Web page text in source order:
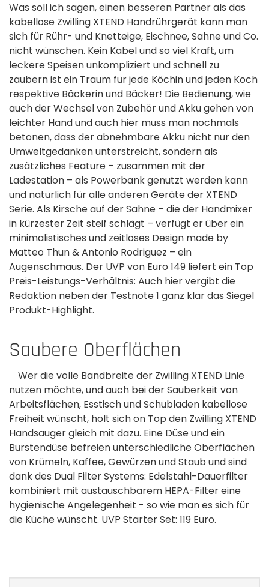
Was soll ich sagen, einen besseren Partner als das
kabellose Zwilling XTEND Handrührgerät kann man
sich für Rühr- und Knetteige, Eischnee, Sahne und Co.
nicht wünschen. Kein Kabel und so viel Kraft, um
leckere Speisen unkompliziert und schnell zu
zaubern ist ein Traum für jede Köchin und jeden Koch
respektive Bäckerin und Bäcker! Die Bedienung, wie
auch der Wechsel von Zubehör und Akku gehen von
leichter Hand und auch hier muss man nochmals
betonen, dass der abnehmbare Akku nicht nur den
Umweltgedanken unterstreicht, sondern als
zusätzliches Feature – zusammen mit der
Ladestation – als Powerbank genutzt werden kann
und natürlich für alle anderen Geräte der XTEND
Serie. Als Kirsche auf der Sahne – die der Handmixer
in kürzester Zeit steif schlägt – verfügt er über ein
minimalistisches und zeitloses Design made by
Matteo Thun & Antonio Rodriguez – ein
Augenschmaus. Der UVP von Euro 149 liefert ein Top
Preis-Leistungs-Verhältnis: Auch hier vergibt die
Redaktion neben der Testnote 1 ganz klar das Siegel
Produkt-Highlight.
Saubere Oberflächen
Wer die volle Bandbreite der Zwilling XTEND Linie
nutzen möchte, und auch bei der Sauberkeit von
Arbeitsflächen, Esstisch und Schubladen kabellose
Freiheit wünscht, holt sich on Top den Zwilling XTEND
Handsauger gleich mit dazu. Eine Düse und ein
Bürstendüse befreien unterschiedliche Oberflächen
von Krümeln, Kaffee, Gewürzen und Staub und sind
dank des Dual Filter Systems: Edelstahl-Dauerfilter
kombiniert mit austauschbarem HEPA-Filter eine
hygienische Angelegenheit - so wie man es sich für
die Küche wünscht. UVP Starter Set: 119 Euro.